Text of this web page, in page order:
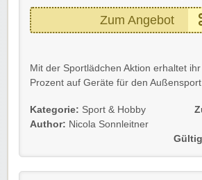
Zum Angebot
Mit der Sportlädchen Aktion erhaltet
Prozent auf Geräte für den Außensport
Gültig für alle Kunden und bis auf
Folgt einfach dem Link und holt euch
Wir wünschen euch viel Spaß beim
Auspowern!
Kategorie: Sport & Hobby
Author: Nicola Sonnleitner